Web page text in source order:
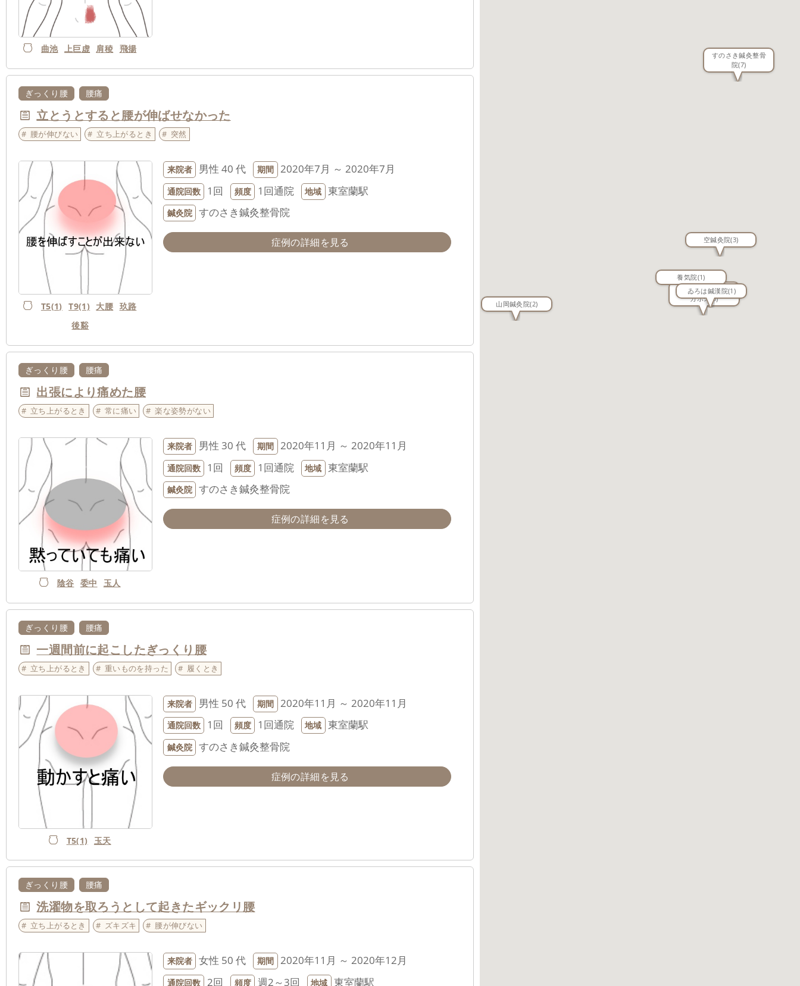
曲池 上巨虚 肩稜 飛揚
ぎっくり腰 腰痛
立とうとすると腰が伸ばせなかった
腰が伸びない 立ち上がるとき 突然
T5(1) T9(1) 大腰 玖路
後谿
来院者 男性 40 代 期間 2020年7月 ～ 2020年7月
通院回数 1回 頻度 1回通院 地域 東室蘭駅
鍼灸院 すのさき鍼灸整骨院
症例の詳細を見る
ぎっくり腰 腰痛
出張により痛めた腰
立ち上がるとき 常に痛い 楽な姿勢がない
陰谷 委中 玉人
来院者 男性 30 代 期間 2020年11月 ～ 2020年11月
通院回数 1回 頻度 1回通院 地域 東室蘭駅
鍼灸院 すのさき鍼灸整骨院
症例の詳細を見る
ぎっくり腰 腰痛
一週間前に起こしたぎっくり腰
立ち上がるとき 重いものを持った 履くとき
T5(1) 玉天
来院者 男性 50 代 期間 2020年11月 ～ 2020年11月
通院回数 1回 頻度 1回通院 地域 東室蘭駅
鍼灸院 すのさき鍼灸整骨院
症例の詳細を見る
ぎっくり腰 腰痛
洗濯物を取ろうとして起きたギックリ腰
立ち上がるとき ズキズキ 腰が伸びない
来院者 女性 50 代 期間 2020年11月 ～ 2020年12月
通院回数 2回 頻度 週2～3回 地域 東室蘭駅
はりきゅうルーム
カポス (3)
山岡鍼灸院(2)
すのさき鍼灸整骨
院(7)
養気院(1)
ゐろは鍼漢院(1)
空鍼灸院(3)